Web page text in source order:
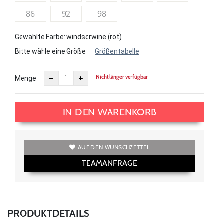
86
92 98
Gewählte Farbe: windsorwine (rot)
Bitte wähle eine Größe
Größentabelle
Menge Nicht länger verfügbar
IN DEN WARENKORB
AUF DEN WUNSCHZETTEL
TEAMANFRAGE
PRODUKTDETAILS